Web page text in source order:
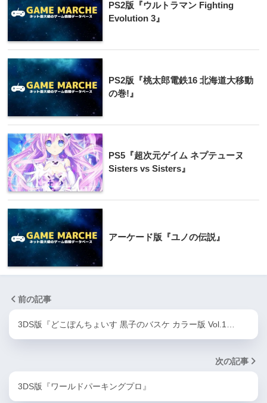
PS2版『ウルトラマン Fighting
Evolution 3』
PS2版『桃太郎電鉄16 北海道大移動
の巻!』
PS5『超次元ゲイム ネプテューヌ
Sisters vs Sisters』
アーケード版『ユノの伝説』
前の記事
3DS版『どこぽんちょいす 黒子のバスケ カラー版 Vol.1…
次の記事
3DS版『ワールドパーキングプロ』